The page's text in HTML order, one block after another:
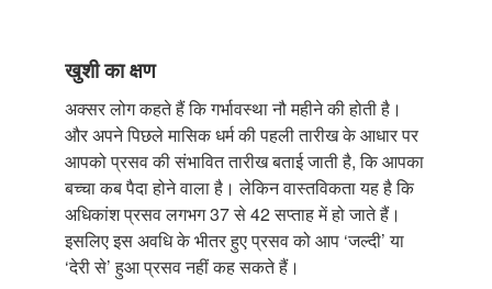
खुशी का क्षण
अक्सर लोग कहते हैं कि गर्भावस्था नौ महीने की होती है।
और अपने पिछले मासिक धर्म की पहली तारीख के आधार पर
आपको प्रसव की संभावित तारीख बताई जाती है, कि आपका
बच्चा कब पैदा होने वाला है। लेकिन वास्तविकता यह है कि
अधिकांश प्रसव लगभग 37 से 42 सप्ताह में हो जाते हैं।
इसलिए इस अवधि के भीतर हुए प्रसव को आप ‘जल्दी’ या
‘देरी से’ हुआ प्रसव नहीं कह सकते हैं।